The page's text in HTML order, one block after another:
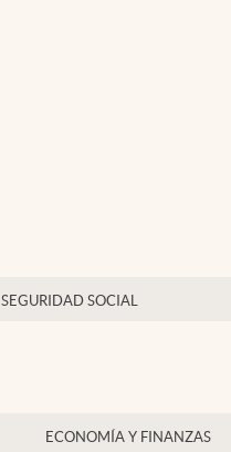
SEGURIDAD SOCIAL
ECONOMÍA Y FINANZAS